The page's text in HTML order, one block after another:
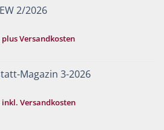
2/2026
plus Versandkosten
Magazin 3-2026
inkl. Versandkosten